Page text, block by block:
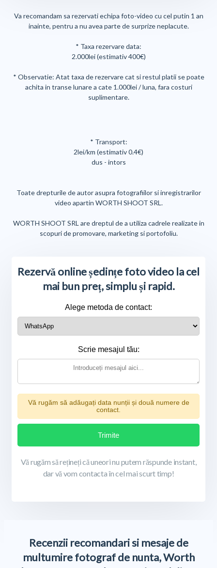
Va recomandam sa rezervati echipa foto-video cu cel putin 1 an
inainte, pentru a nu avea parte de surprize neplacute.
* Taxa rezervare data:
2.000lei (estimativ 400€)
* Observatie: Atat taxa de rezervare cat si restul platii se poate
achita in transe lunare a cate 1.000lei / luna, fara costuri
suplimentare.
* Transport:
2lei/km (estimativ 0.4€)
dus - intors
Toate drepturile de autor asupra fotografiilor si inregistrarilor
video apartin WORTH SHOOT SRL.
WORTH SHOOT SRL are dreptul de a utiliza cadrele realizate in
scopuri de promovare, marketing si portofoliu.
Rezervă online ședințe foto video la cel
mai bun preț, simplu și rapid.
Alege metoda de contact:
Scrie mesajul tău:
Vă rugăm să adăugați data nunții și două numere de
contact.
Trimite
Vă rugăm să rețineți că uneori nu putem răspunde instant,
dar vă vom contacta în cel mai scurt timp!
Recenzii recomandari si mesaje de
multumire fotograf de nunta, Worth